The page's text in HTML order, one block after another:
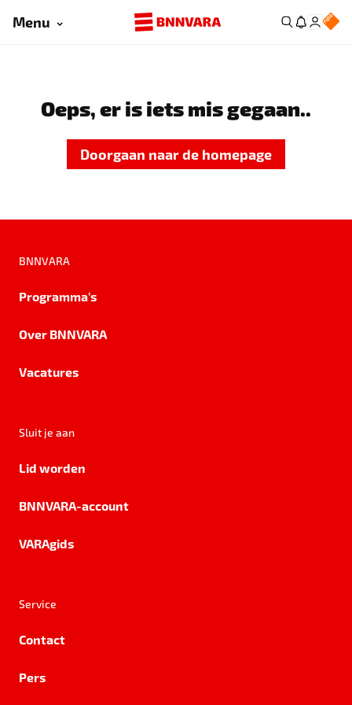
Menu
Oeps, er is iets mis gegaan..
Doorgaan naar de homepage
BNNVARA
Programma's
Over BNNVARA
Vacatures
Sluit je aan
Lid worden
BNNVARA-account
VARAgids
Service
Contact
Pers